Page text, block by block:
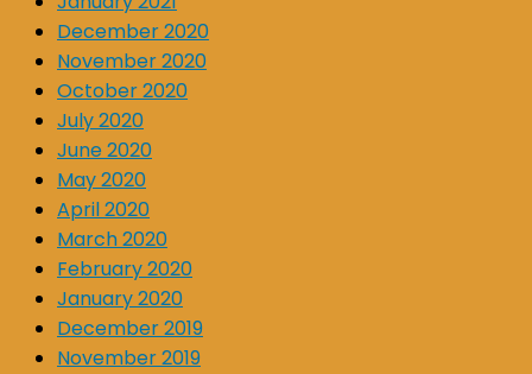
December 2020
November 2020
October 2020
July 2020
June 2020
May 2020
April 2020
March 2020
February 2020
January 2020
December 2019
November 2019